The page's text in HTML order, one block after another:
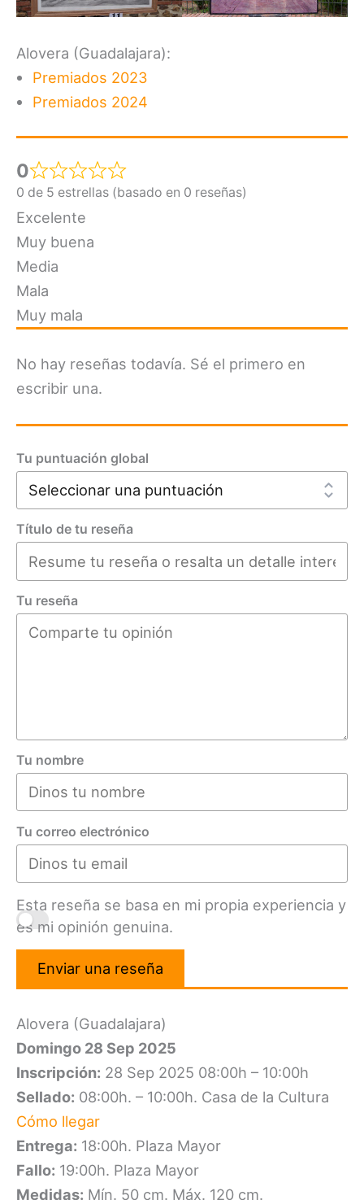
Alovera (Guadalajara):
Premiados 2023
Premiados 2024
0
0 de 5 estrellas (basado en 0 reseñas)
Excelente
Muy buena
Media
Mala
Muy mala
No hay reseñas todavía. Sé el primero en
escribir una.
Tu puntuación global
Título de tu reseña
Tu reseña
Tu nombre
Tu correo electrónico
Esta reseña se basa en mi propia experiencia y
es mi opinión genuina.
Enviar una reseña
Alovera (Guadalajara)
Domingo 28 Sep 2025
Inscripción: 28 Sep 2025 08:00h – 10:00h
Sellado: 08:00h. – 10:00h. Casa de la Cultura
Cómo llegar
Entrega: 18:00h. Plaza Mayor
Fallo: 19:00h. Plaza Mayor
Medidas: Mín. 50 cm. Máx. 120 cm.